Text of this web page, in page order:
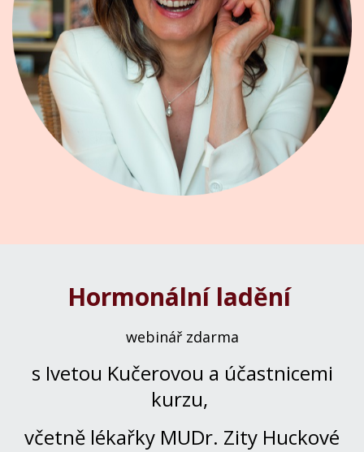
Hormonální ladění
webinář zdarma
s Ivetou Kučerovou a účastnicemi
kurzu,
včetně lékařky MUDr. Zity Huckové